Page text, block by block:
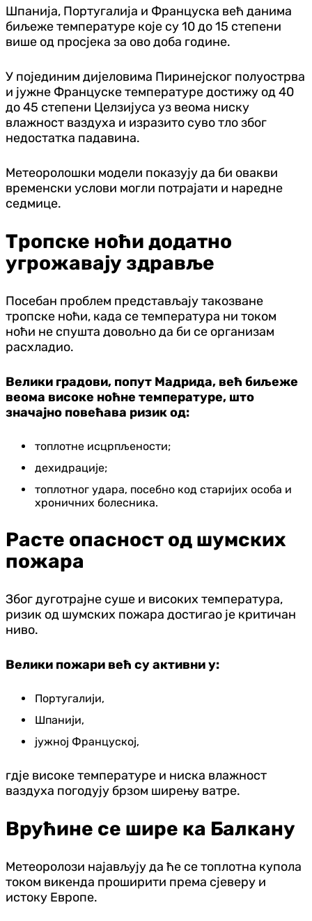
Шпанија, Португалија и Француска већ данима
биљеже температуре које су 10 до 15 степени
више од просјека за ово доба године.
У појединим дијеловима Пиринејског полуострва
и јужне Француске температуре достижу од 40
до 45 степени Целзијуса уз веома ниску
влажност ваздуха и изразито суво тло због
недостатка падавина.
Метеоролошки модели показују да би овакви
временски услови могли потрајати и наредне
седмице.
Тропске ноћи додатно
угрожавају здравље
Посебан проблем представљају такозване
тропске ноћи, када се температура ни током
ноћи не спушта довољно да би се организам
расхладио.
Велики градови, попут Мадрида, већ биљеже
веома високе ноћне температуре, што
значајно повећава ризик од:
топлотне исцрпљености;
дехидрације;
топлотног удара, посебно код старијих особа и
хроничних болесника.
Расте опасност од шумских
пожара
Због дуготрајне суше и високих температура,
ризик од шумских пожара достигао је критичан
ниво.
Велики пожари већ су активни у:
Португалији,
Шпанији,
јужној Француској,
гдје високе температуре и ниска влажност
ваздуха погодују брзом ширењу ватре.
Врућине се шире ка Балкану
Метеоролози најављују да ће се топлотна купола
током викенда проширити према сјеверу и
истоку Европе.